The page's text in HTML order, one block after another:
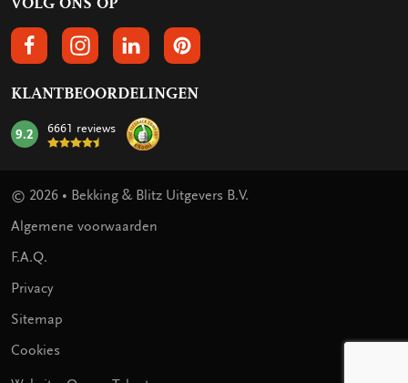
VOLGS ONS OP FACEBOOK
VOLG ONS OP INSTAGRAM
VOLG ONS OP LINKEDIN
VOLG ONS OP PINTEREST
KLANTBEOORDELINGEN
mark:
9.2 6661 reviews
© 2026 • Bekking & Blitz Uitgevers B.V.
Algemene voorwaarden
F.A.Q.
Privacy
Sitemap
Cookies